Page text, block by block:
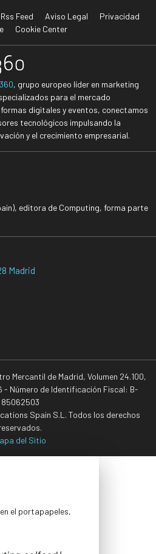
Rss Feed Aviso Legal
Privacidad
Cookie Center
, grupo europeo líder en marketing
para el mercado
digitales y eventos, conectamos
tecnológicos impulsando la
y el crecimiento empresarial.
editora de Computing, forma parte
Madrid
Mercantil de Madrid, Volumen 24.100,
- Número de Identificación Fiscal: B-
85062503
Spain S.L. Todos los derechos
del Sitio
el portapapeles,